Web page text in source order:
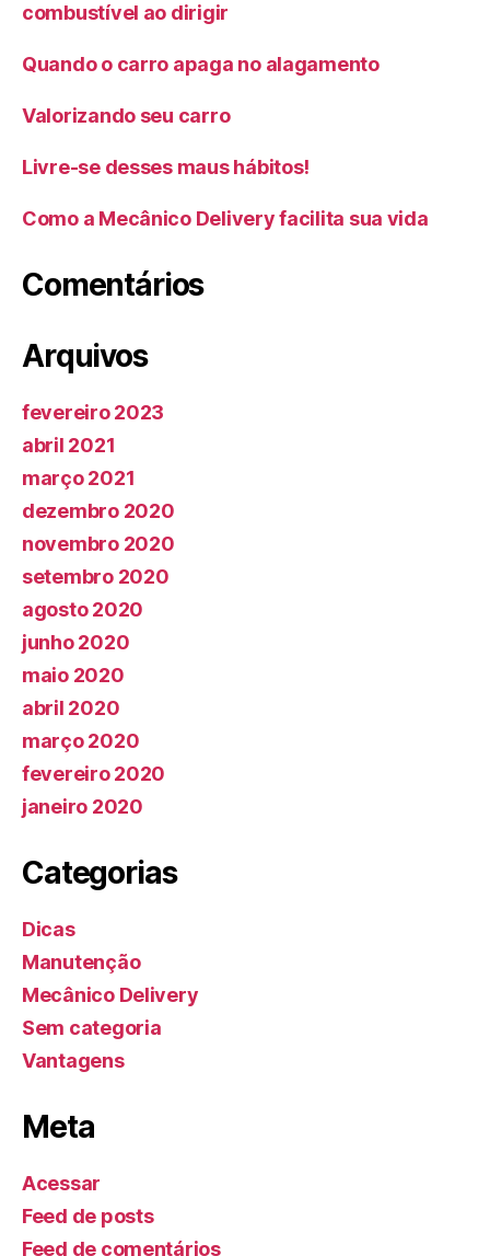
combustível ao dirigir
Quando o carro apaga no alagamento
Valorizando seu carro
Livre-se desses maus hábitos!
Como a Mecânico Delivery facilita sua vida
Comentários
Arquivos
fevereiro 2023
abril 2021
março 2021
dezembro 2020
novembro 2020
setembro 2020
agosto 2020
junho 2020
maio 2020
abril 2020
março 2020
fevereiro 2020
janeiro 2020
Categorias
Dicas
Manutenção
Mecânico Delivery
Sem categoria
Vantagens
Meta
Acessar
Feed de posts
Feed de comentários